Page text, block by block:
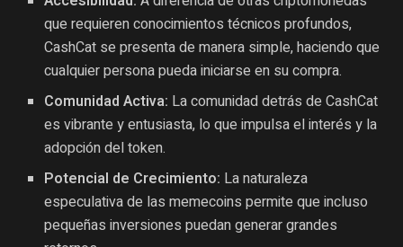
que requieren conocimientos técnicos profundos,
CashCat se presenta de manera simple, haciendo que
cualquier persona pueda iniciarse en su compra.
Comunidad Activa: La comunidad detrás de CashCat
es vibrante y entusiasta, lo que impulsa el interés y la
adopción del token.
Potencial de Crecimiento: La naturaleza
especulativa de las memecoins permite que incluso
pequeñas inversiones puedan generar grandes